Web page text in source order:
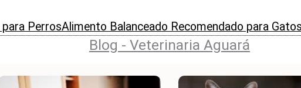
PerrosAlimento Balanceado Recomendado para
Blog - Veterinaria Aguará